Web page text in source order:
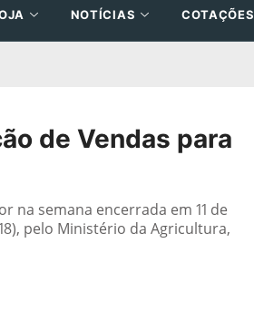
NOTÍCIAS COTAÇÕES
de Vendas para
na semana encerrada em 11 de
pelo Ministério da Agricultura,